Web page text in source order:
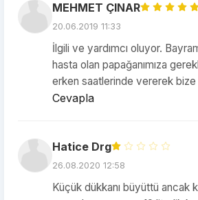
MEHMET ÇINAR
20.06.2019 11:33
İlgili ve yardımcı oluyor.
hasta olan papağanımıza
erken saatlerinde vererek bize
Cevapla
Hatice Drg
26.08.2020 12:58
Küçük dükkanı büyüttü ancak